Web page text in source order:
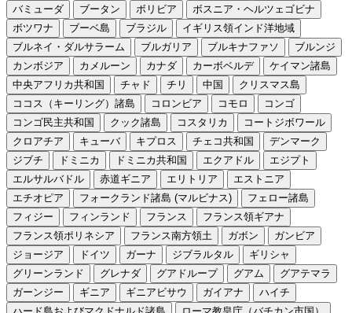
バミューダ
ブータン ボリビア
ボスニア・ヘルツェゴビナ
ボツワナ
ブーベ島 ブラジル
イギリス領インド洋地域
ブルネイ・ダルサラーム
ブルガリア ブルキナファソ
ブルンジ
カンボジア
カメルーン カナダ カーボベルデ
ケイマン諸島
中央アフリカ共和国
チャド チリ 中国
クリスマス島
ココス（キーリング）諸島
コロンビア コモロ
コンゴ
コンゴ民主共和国
クック諸島 コスタリカ
コートジボワール
クロアチア
キューバ キプロス チェコ共和国
デンマーク
ジブチ
ドミニカ ドミニカ共和国 エクアドル
エジプト
エルサルバドル
赤道ギニア エリトリア
エストニア
エチオピア
フォークランド諸島 (マルビナス)
フェロー諸島
フィジー
フィンランド フランス
フランス領ギアナ
フランス領ポリネシア
フランス南方領土 ガボン
ガンビア
ジョージア
ドイツ ガーナ ジブラルタル
ギリシャ
グリーンランド
グレナダ グアドループ グアム
グアテマラ
ガーンジー
ギニア ギニアビサウ ガイアナ
ハイチ